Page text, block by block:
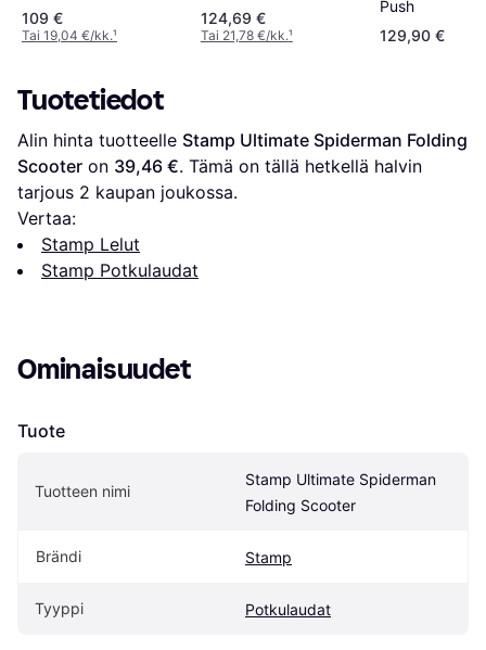
109 €
Tai 19,04 €/kk.¹
124,69 €
Tai 21,78 €/kk.¹
Push
129,90 €
Tuotetiedot
Alin hinta tuotteelle Stamp Ultimate Spiderman Folding
Scooter on 39,46 €. Tämä on tällä hetkellä halvin
tarjous 2 kaupan joukossa.
Vertaa:
Stamp Lelut
Stamp Potkulaudat
Ominaisuudet
Tuote
Tuotteen nimi
Stamp Ultimate Spiderman
Folding Scooter
Brändi Stamp
Tyyppi Potkulaudat